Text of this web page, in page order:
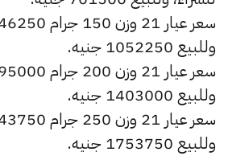
وللبيع 1052250 جنيه.
وللبيع 1403000 جنيه.
وللبيع 1753750 جنيه.